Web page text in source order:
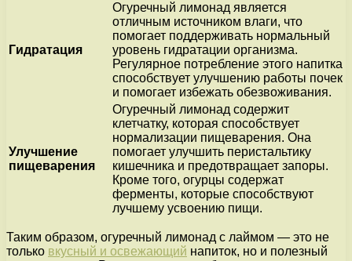
Гидратация
Огуречный лимонад является
отличным источником влаги, что
помогает поддерживать нормальный
уровень гидратации организма.
Регулярное потребление этого напитка
способствует улучшению работы почек
и помогает избежать обезвоживания.
Улучшение
пищеварения
Огуречный лимонад содержит
клетчатку, которая способствует
нормализации пищеварения. Она
помогает улучшить перистальтику
кишечника и предотвращает запоры.
Кроме того, огурцы содержат
ферменты, которые способствуют
лучшему усвоению пищи.
Таким образом, огуречный лимонад с лаймом — это не
только вкусный и освежающий напиток, но и полезный